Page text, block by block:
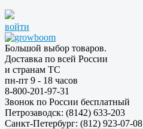
войти
Большой выбор товаров.
Доставка по всей России
и странам ТС
пн-пт 9 - 18 часов
8-800-201-97-31
Звонок по России бесплатный
Петрозаводск: (8142) 633-203
Санкт-Петербург: (812) 923-07-08